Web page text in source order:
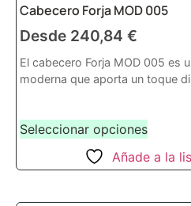
Cabecero Forja MOD 005
Desde 240,84 €
El cabecero Forja MOD 005 es
moderna que aporta un toque
Seleccionar opciones
Añade a la